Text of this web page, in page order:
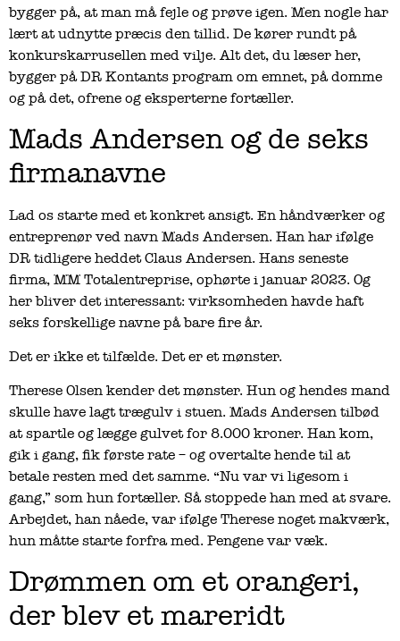
bygger på, at man må fejle og prøve igen. Men nogle har
lært at udnytte præcis den tillid. De kører rundt på
konkurskarrusellen med vilje. Alt det, du læser her,
bygger på DR Kontants program om emnet, på domme
og på det, ofrene og eksperterne fortæller.
Mads Andersen og de seks
firmanavne
Lad os starte med et konkret ansigt. En håndværker og
entreprenør ved navn Mads Andersen. Han har ifølge
DR tidligere heddet Claus Andersen. Hans seneste
firma, MM Totalentreprise, ophørte i januar 2023. Og
her bliver det interessant: virksomheden havde haft
seks forskellige navne på bare fire år.
Det er ikke et tilfælde. Det er et mønster.
Therese Olsen kender det mønster. Hun og hendes mand
skulle have lagt trægulv i stuen. Mads Andersen tilbød
at spartle og lægge gulvet for 8.000 kroner. Han kom,
gik i gang, fik første rate – og overtalte hende til at
betale resten med det samme. “Nu var vi ligesom i
gang,” som hun fortæller. Så stoppede han med at svare.
Arbejdet, han nåede, var ifølge Therese noget makværk,
hun måtte starte forfra med. Pengene var væk.
Drømmen om et orangeri,
der blev et mareridt